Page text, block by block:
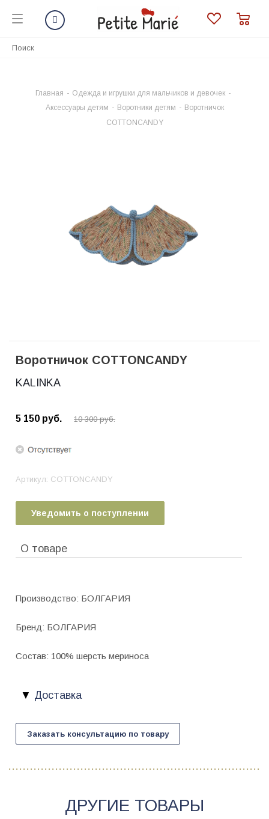
Главная - Одежда и игрушки для мальчиков и девочек -
Аксессуары детям - Воротники детям - Воротничок
COTTONCANDY
Воротничок COTTONCANDY
KALINKA
5 150 руб. 10 300руб.
Артикул: COTTONCANDY
Уведомить о поступлении
О товаре
Производство: БОЛГАРИЯ
Бренд: БОЛГАРИЯ
Состав: 100% шерсть мериноса
Доставка
Заказать консультацию по товару
ДРУГИЕ ТОВАРЫ